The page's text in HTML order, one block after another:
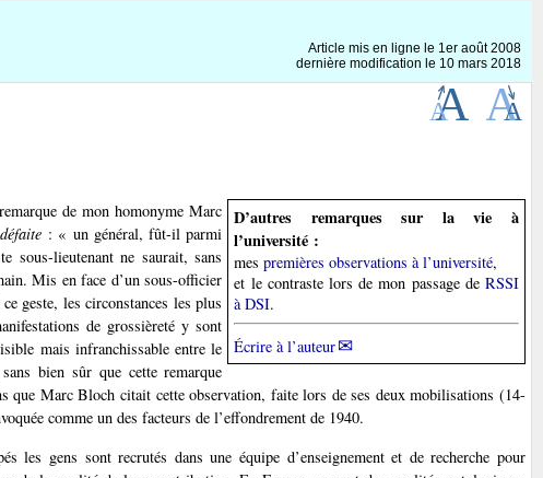
Article mis en ligne le 1er août 2008
dernière modification le 10 mars 2018
D’autres remarques sur la vie à
l’université :
mespremières observations à l’université,
et le contraste lors de mon passage de RSSI
à DSI.
Écrire à l’auteur
de mon homonyme Marc
: « un général, fût-il parmi
sous-lieutenant ne saurait, sans
Mis en face d’un sous-officier
geste, les circonstances les plus
de grossièreté y sont
mais infranchissable entre le
bien sûr que cette remarque
que Marc Bloch citait cette observation, faite lors de ses deux mobilisations (14-
comme un des facteurs de l’effondrement de 1940.
les gens sont recrutés dans une équipe d’enseignement et de recherche pour